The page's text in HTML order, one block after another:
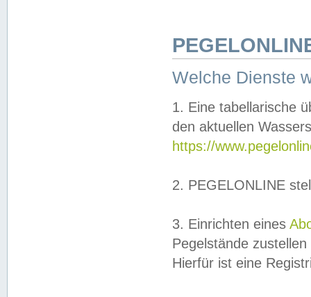
Welche Dienste
1. Eine tabellarische
den aktuellen
https://
2. PEGELONLINE
3. Einrichten eines
Pegelstände
Hierfür ist eine